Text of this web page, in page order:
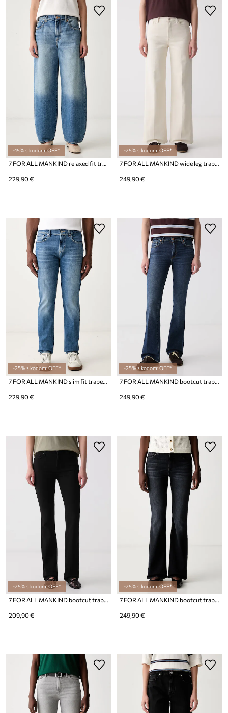
-15% s kodom: OFF*
7 FOR ALL MANKIND relaxed fit traperice za žene
229,90 €
-25% s kodom: OFF*
7 FOR ALL MANKIND wide leg traperice za žene
249,90 €
-25% s kodom: OFF*
7 FOR ALL MANKIND slim fit traperice za muškarce
229,90 €
-25% s kodom: OFF*
7 FOR ALL MANKIND bootcut traperice za žene
249,90 €
-25% s kodom: OFF*
209,90 €
-25% s kodom: OFF*
249,90 €